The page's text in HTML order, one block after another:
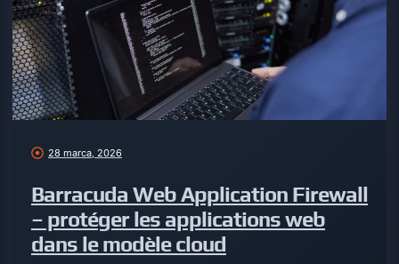
28 marca, 2026
Barracuda Web Application Firewall
– protéger les applications web
dans le modèle cloud